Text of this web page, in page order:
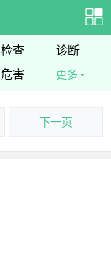
检查
诊断
危害 更多
下一页